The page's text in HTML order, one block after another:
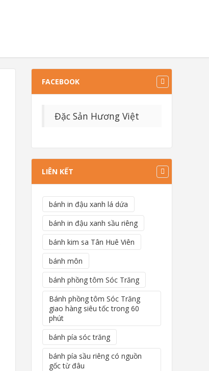
FACEBOOK
Đặc Sản Hương Việt
LIÊN KẾT
bánh in đậu xanh lá dứa
bánh in đậu xanh sầu riêng
bánh kim sa Tân Huê Viên
bánh môn
bánh phồng tôm Sóc Trăng
Bánh phồng tôm Sóc Trăng
giao hàng siêu tốc trong 60
phút
bánh pía sóc trăng
bánh pía sầu riêng có nguồn
gốc từ đâu